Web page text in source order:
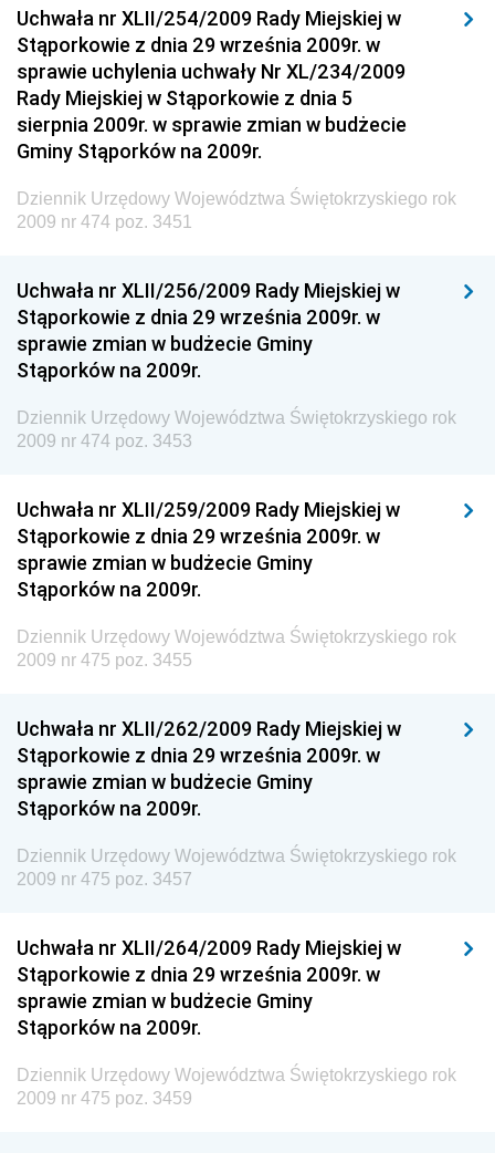
Środowiska
Dziennik Urzędowy Ministerstwa Administracji,
Gospodarki Terenowej i Ochrony Środowiska
Dziennik Urzędowy Ministerstwa Administracji i
Gospodarki Przestrzennej
Dziennik Urzędowy Unii Europejskiej, L
Dziennik Urzędowy Ministerstwa Komunikacji
Chemicznego i Lekkiego
Dziennik Urzędowy Ministerstwa Rolnictwa i
Gospodarki Żywnościowej
Społecznej
Dziennik Urzędowy Ministra Cyfryzacji
Dziennik Urzędowy Ministra Infrastruktury i
Budownictwa
Dziennik Urzędowy Ministra Gospodarki Morskiej i
Dziennik Urzędowy Ministra Energii
Dziennik Urzędowy Ministra Sprawiedliwości
Dziennik Urzędowy Ministra Rozwoju i Finansów
Dziennik Urzędowy Wyższego Urzędu Górniczego
Dziennik Urzędowy Prezesa Urzędu Transportu
Kolejowego
Technologii
Dziennik Urzędowy Ministra Inwestycji i Rozwoju
Dziennik Urzędowy Naczelnego Dyrektora Archiwów
Państwowych
Dziennik Urzędowy Ministra Finansów, Inwestycji i
Rozwoju
Uchwała nr XLII/254/2009 Rady Miejskiej w
Stąporkowie z dnia 29 września 2009r. w
sprawie uchylenia uchwały Nr XL/234/2009
Rady Miejskiej w Stąporkowie z dnia 5
sierpnia 2009r. w sprawie zmian w budżecie
Gminy Stąporków na 2009r.
Dziennik Urzędowy Województwa Świętokrzyskiego rok
2009 nr 474 poz. 3451
Uchwała nr XLII/256/2009 Rady Miejskiej w
Stąporkowie z dnia 29 września 2009r. w
sprawie zmian w budżecie Gminy
Stąporków na 2009r.
Dziennik Urzędowy Województwa Świętokrzyskiego rok
2009 nr 474 poz. 3453
Uchwała nr XLII/259/2009 Rady Miejskiej w
Stąporkowie z dnia 29 września 2009r. w
sprawie zmian w budżecie Gminy
Stąporków na 2009r.
Dziennik Urzędowy Województwa Świętokrzyskiego rok
2009 nr 475 poz. 3455
Uchwała nr XLII/262/2009 Rady Miejskiej w
Stąporkowie z dnia 29 września 2009r. w
sprawie zmian w budżecie Gminy
Stąporków na 2009r.
Dziennik Urzędowy Województwa Świętokrzyskiego rok
2009 nr 475 poz. 3457
Uchwała nr XLII/264/2009 Rady Miejskiej w
Stąporkowie z dnia 29 września 2009r. w
sprawie zmian w budżecie Gminy
Stąporków na 2009r.
Dziennik Urzędowy Województwa Świętokrzyskiego rok
2009 nr 475 poz. 3459